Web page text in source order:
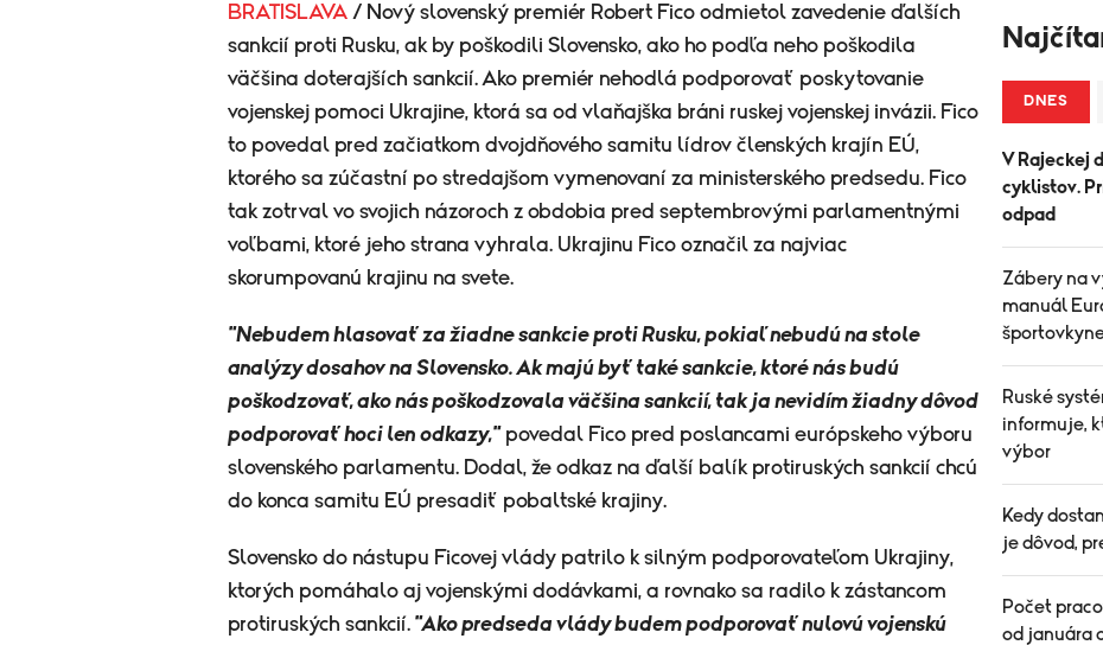
BRATISLAVA / Nový slovenský premiér Robert Fico odmietol zavedenie ďalších
sankcií proti Rusku, ak by poškodili Slovensko, ako ho podľa neho poškodila
väčšina doterajších sankcií. Ako premiér nehodlá podporovať poskytovanie
vojenskej pomoci Ukrajine, ktorá sa od vlaňajška bráni ruskej vojenskej invázii. Fico
to povedal pred začiatkom dvojdňového samitu lídrov členských krajín EÚ,
ktorého sa zúčastní po stredajšom vymenovaní za ministerského predsedu. Fico
tak zotrval vo svojich názoroch z obdobia pred septembrovými parlamentnými
voľbami, ktoré jeho strana vyhrala. Ukrajinu Fico označil za najviac
skorumpovanú krajinu na svete.
"Nebudem hlasovať za žiadne sankcie proti Rusku, pokiaľ nebudú na stole
analýzy dosahov na Slovensko. Ak majú byť také sankcie, ktoré nás budú
poškodzovať, ako nás poškodzovala väčšina sankcií, tak ja nevidím žiadny dôvod
podporovať hoci len odkazy,"povedal Fico pred poslancami európskeho výboru
slovenského parlamentu. Dodal, že odkaz na ďalší balík protiruských sankcií chcú
do konca samitu EÚ presadiť pobaltské krajiny.
Slovensko do nástupu Ficovej vlády patrilo k silným podporovateľom Ukrajiny,
ktorých pomáhalo aj vojenskými dodávkami, a rovnako sa radilo k zástancom
protiruských sankcií. "Ako predseda vlády budem podporovať nulovú vojenskú
DNES
V Rajeckej
cyklistov.
odpad
Zábery na
manuál
Ruské
informuje,
výbor
Kedy
je dôvod,
Počet
od januára